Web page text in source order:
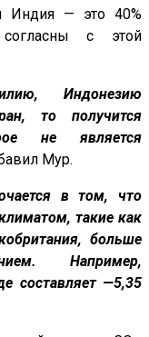
Индия — это 40%
с этой
Индонезию
то получится
не является
Мур.
в том, что
такие как
больше
Например,
составляет —5,35